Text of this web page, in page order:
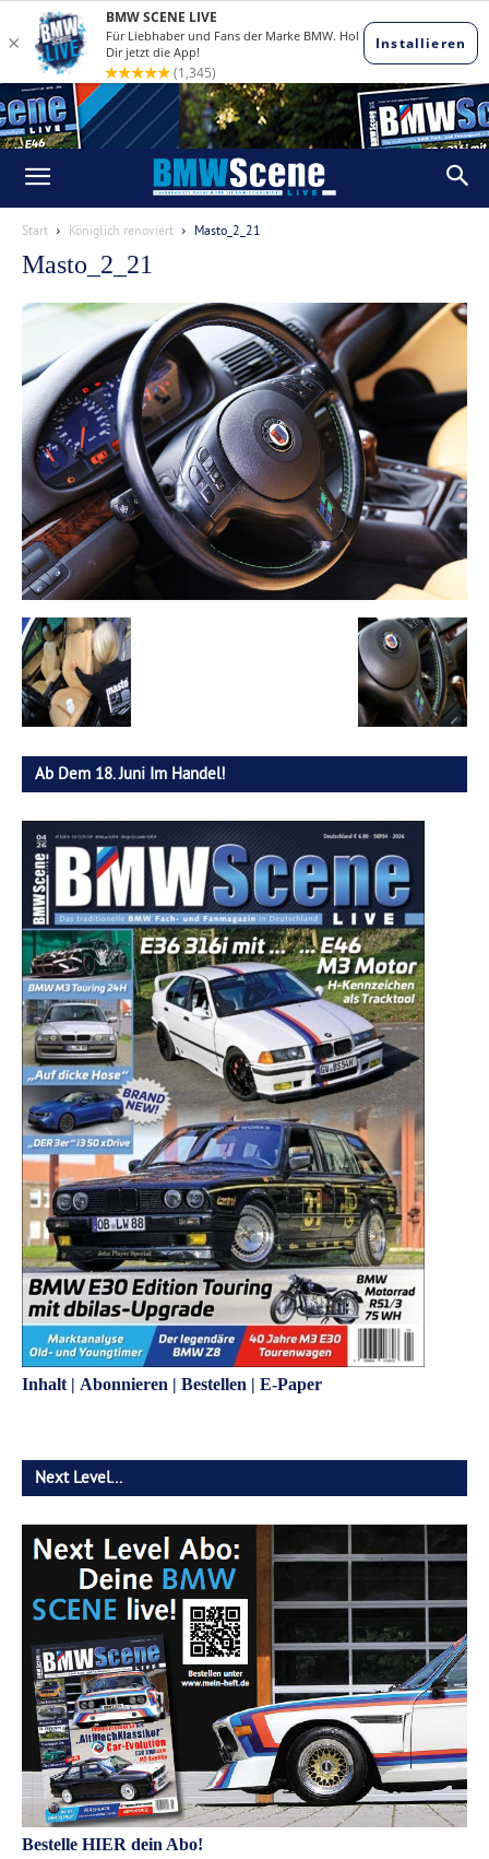
Start Königlich renoviert Masto_2_21
Masto_2_21
Ab Dem 18. Juni Im Handel!
Inhalt | Abonnieren | Bestellen | E-Paper
Next Level…
Bestelle HIER dein Abo!